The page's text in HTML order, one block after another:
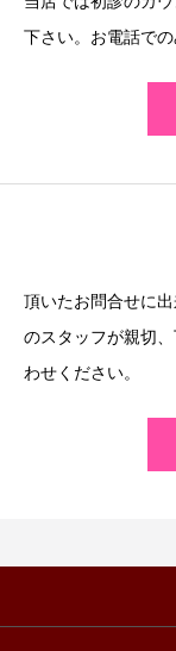
下さい。お電話での
頂いたお問合せに
のスタッフが親切
わせください。